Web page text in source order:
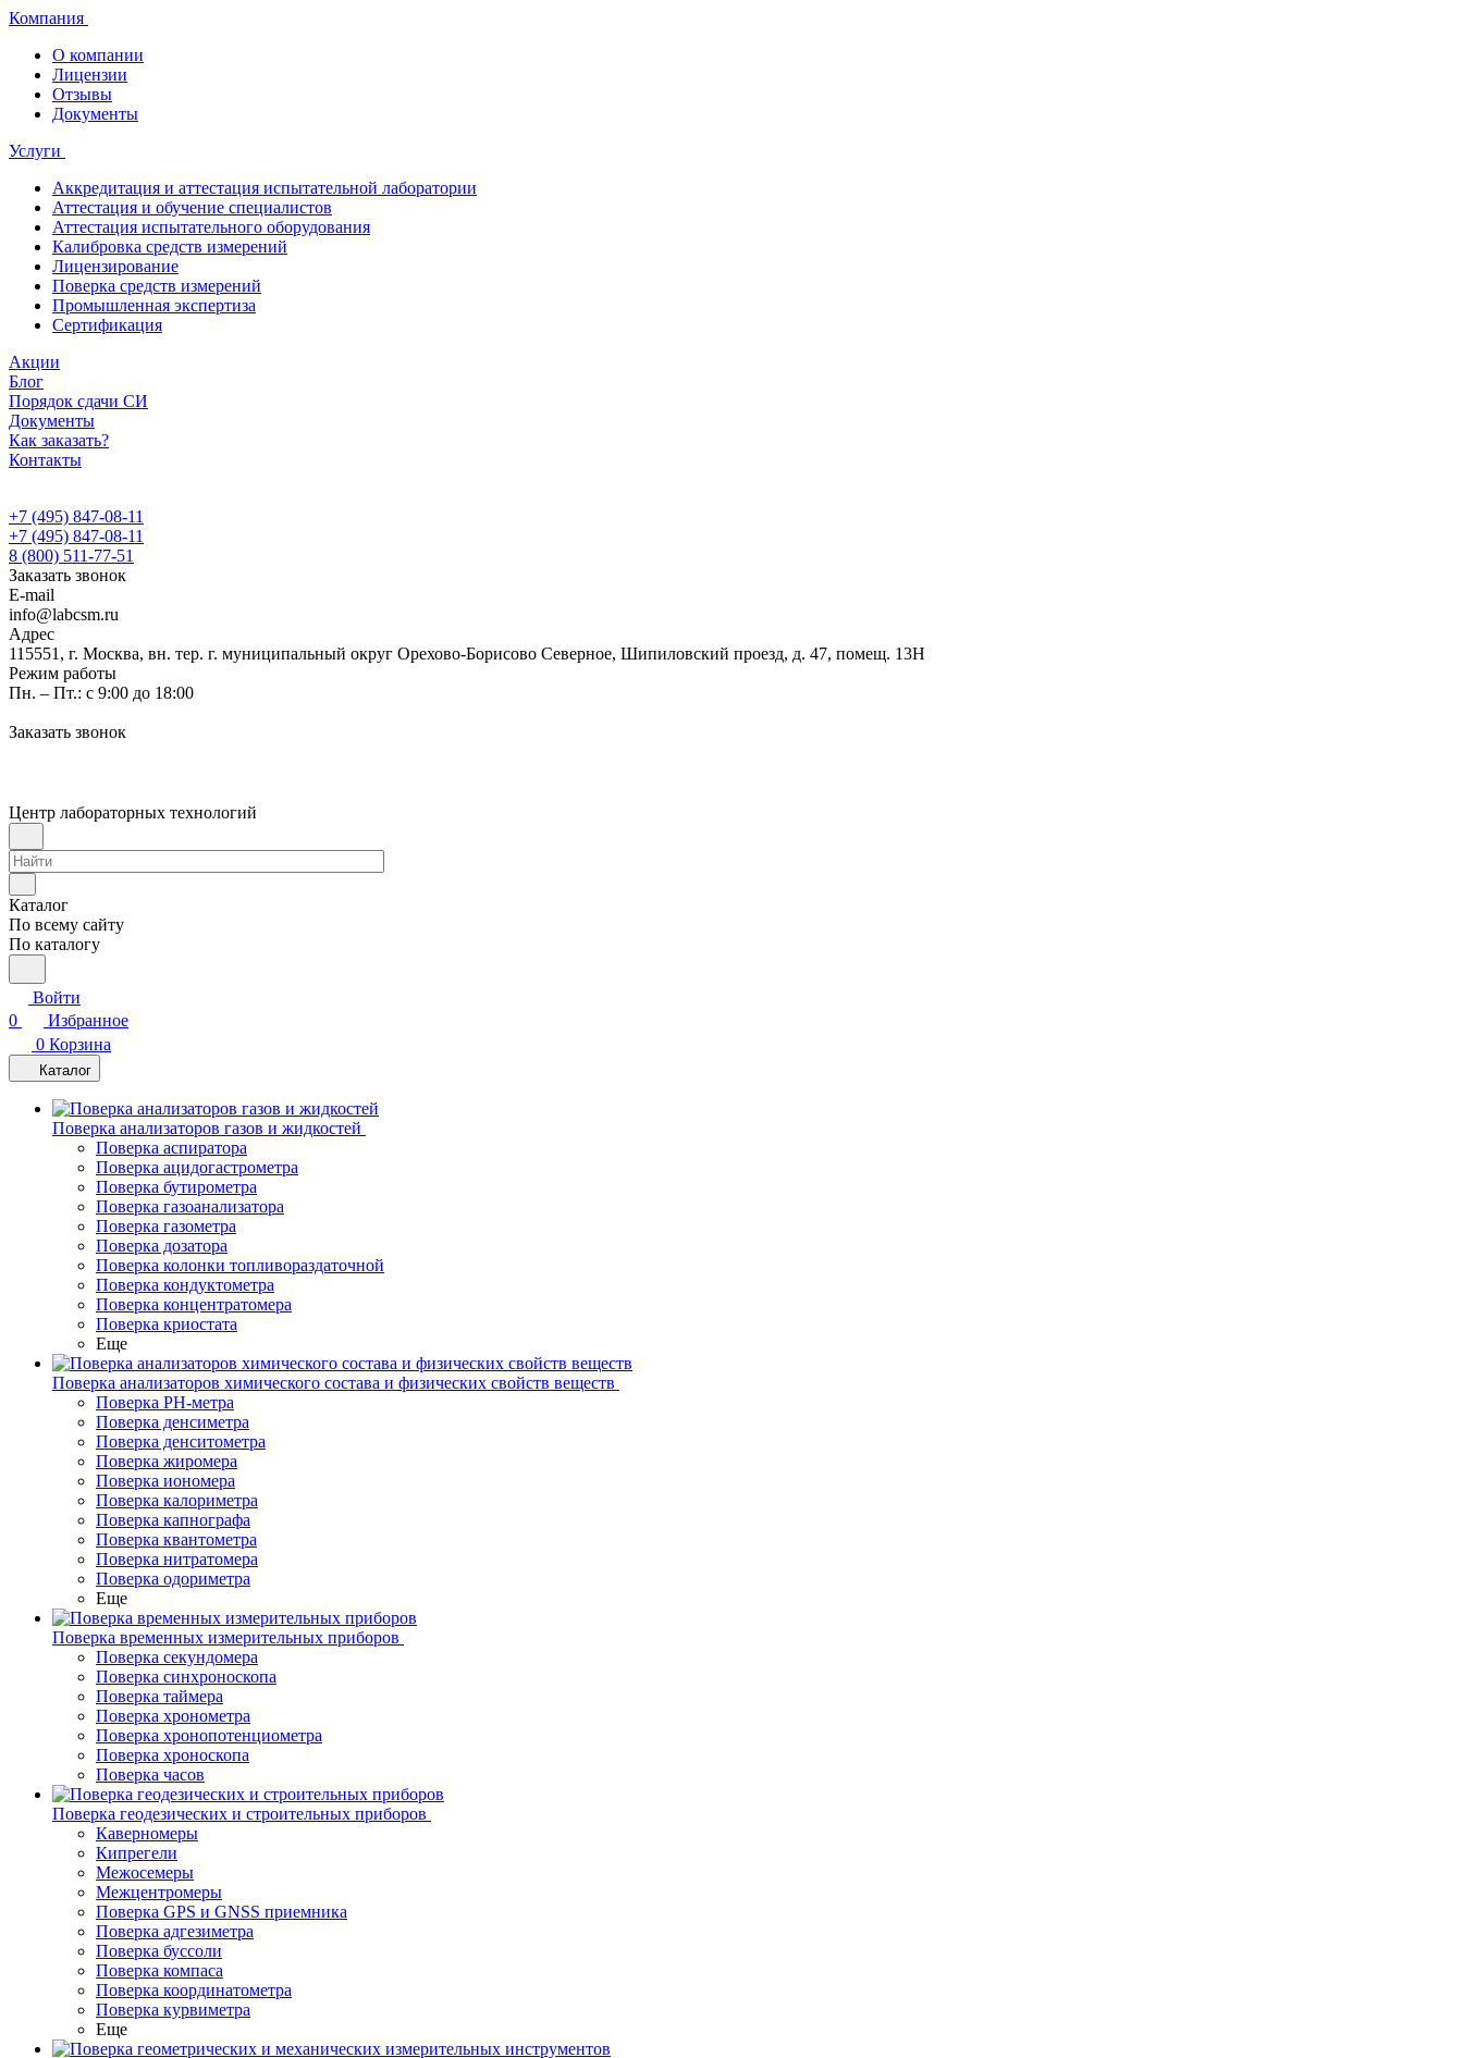
Компания
О компании
Лицензии
Отзывы
Документы
Услуги
Аккредитация и аттестация испытательной лаборатории
Аттестация и обучение специалистов
Аттестация испытательного оборудования
Калибровка средств измерений
Лицензирование
Поверка средств измерений
Промышленная экспертиза
Сертификация
Акции
Блог
Порядок сдачи СИ
Документы
Как заказать?
Контакты
+7 (495) 847-08-11
+7 (495) 847-08-11
8 (800) 511-77-51
Заказать звонок
E-mail
info@labcsm.ru
Адрес
115551, г. Москва, вн. тер. г. муниципальный округ Орехово-Борисово Северное, Шипиловский проезд, д. 47, помещ. 13Н
Режим работы
Пн. – Пт.: с 9:00 до 18:00
Заказать звонок
Центр лабораторных технологий
Каталог
По всему сайту
По каталогу
Войти
0
Избранное
0 Корзина
Каталог
Поверка анализаторов газов и жидкостей
Поверка аспиратора
Поверка ацидогастрометра
Поверка бутирометра
Поверка газоанализатора
Поверка газометра
Поверка дозатора
Поверка колонки топливораздаточной
Поверка кондуктометра
Поверка концентратомера
Поверка криостата
Еще
Поверка анализаторов химического состава и физических свойств веществ
Поверка PH-метра
Поверка денсиметра
Поверка денситометра
Поверка жиромера
Поверка иономера
Поверка калориметра
Поверка капнографа
Поверка квантометра
Поверка нитратомера
Поверка одориметра
Еще
Поверка временных измерительных приборов
Поверка секундомера
Поверка синхроноскопа
Поверка таймера
Поверка хронометра
Поверка хронопотенциометра
Поверка хроноскопа
Поверка часов
Поверка геодезических и строительных приборов
Каверномеры
Кипрегели
Межосемеры
Межцентромеры
Поверка GPS и GNSS приемника
Поверка адгезиметра
Поверка буссоли
Поверка компаса
Поверка координатометра
Поверка курвиметра
Еще